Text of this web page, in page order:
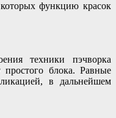
функцию красок
техники пэчворка
простого блока. Равные
в дальнейшем